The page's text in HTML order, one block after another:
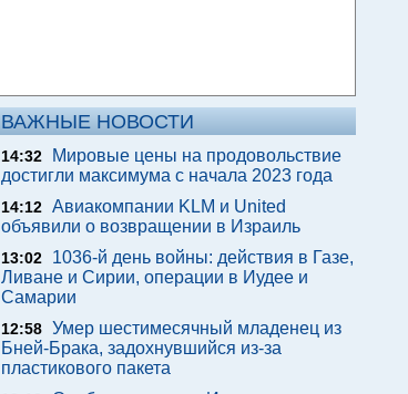
ВАЖНЫЕ НОВОСТИ
14:32
Мировые цены на продовольствие
достигли максимума с начала 2023 года
14:12 Авиакомпании KLM и United
объявили о возвращении в Израиль
13:02
1036-й день войны: действия в Газе,
Ливане и Сирии, операции в Иудее и
Самарии
12:58 Умер шестимесячный младенец из
Бней-Брака, задохнувшийся из-за
пластикового пакета